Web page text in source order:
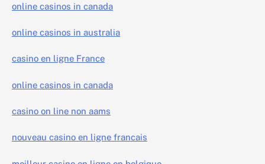
online casinos in canada
online casinos in australia
casino en ligne France
online casinos in canada
casino on line non aams
nouveau casino en ligne francais